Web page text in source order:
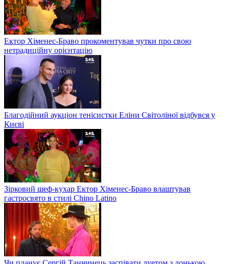
Ектор Хіменес-Браво прокоментував чутки про свою
нетрадиційну орієнтацію
Благодійний аукціон тенісистки Еліни Світоліної відбувся у
Києві
Зірковий шеф-кухар Ектор Хіменес-Браво влаштував
гастросвято в стилі Chino Latino